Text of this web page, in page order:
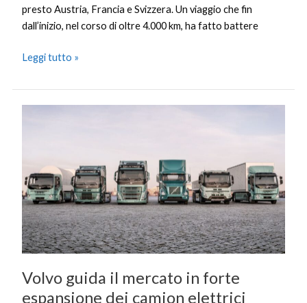
presto Austria, Francia e Svizzera. Un viaggio che fin
dall’inizio, nel corso di oltre 4.000 km, ha fatto battere
Leggi tutto »
Volvo guida il mercato in forte
espansione dei camion elettrici
in
forte
espansione
dei
camion